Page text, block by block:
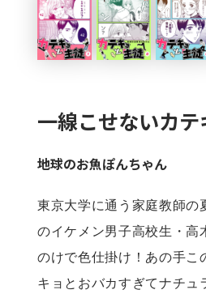
一線こせないカ
地球のお魚ぽんちゃん
東京大学に通う家庭教師の
のイケメン男子高校生・高
のけで色仕掛け！あの手こ
キョとおバカすぎてナチュ